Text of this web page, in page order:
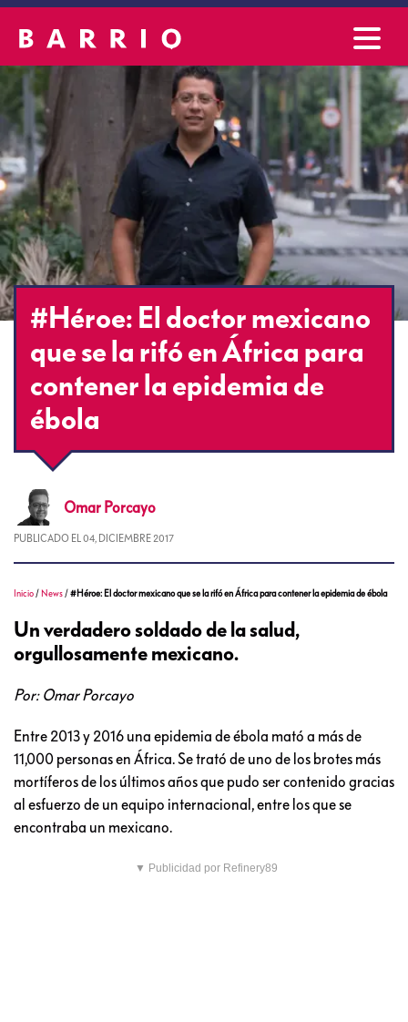
#Héroe: El doctor mexicano
que se la rifó en África para
contener la epidemia de
ébola
Omar Porcayo
PUBLICADO EL 04, DICIEMBRE 2017
Inicio / News /#Héroe: El doctor mexicano que se la rifó en África para contener la epidemia de ébola
Un verdadero soldado de la salud,
orgullosamente mexicano.
Por: Omar Porcayo
Entre 2013 y 2016 una epidemia de ébola mató a más de
11,000 personas en África. Se trató de uno de los brotes más
mortíferos de los últimos años que pudo ser contenido gracias
al esfuerzo de un equipo internacional, entre los que se
encontraba un mexicano.
▼ Publicidad por Refinery89